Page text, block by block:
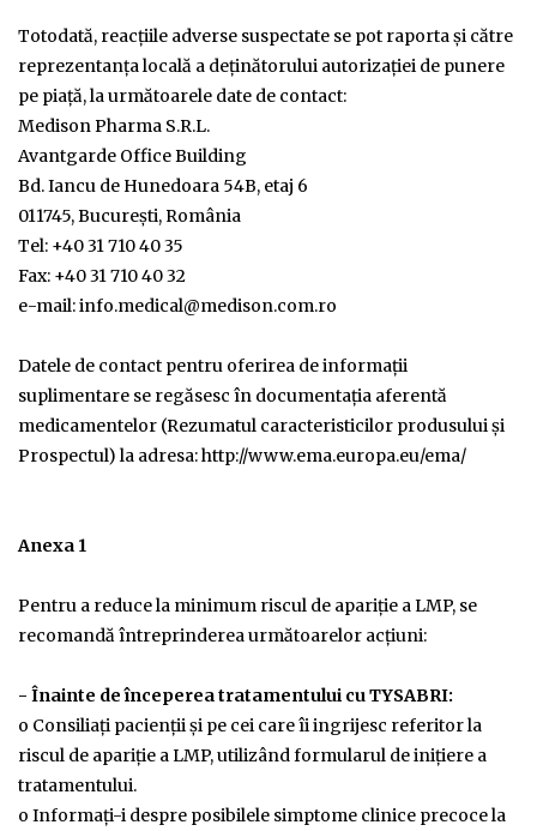
Totodată, reacţiile adverse suspectate se pot raporta şi către
reprezentanţa locală a deţinătorului autorizaţiei de punere
pe piaţă, la următoarele date de contact:
Medison Pharma S.R.L.
Avantgarde Office Building
Bd. Iancu de Hunedoara 54B, etaj 6
011745, Bucureşti, România
Tel: +40 31 710 40 35
Fax: +40 31 710 40 32
e-mail: info.medical@medison.com.ro
Datele de contact pentru oferirea de informaţii
suplimentare se regăsesc în documentaţia aferentă
medicamentelor (Rezumatul caracteristicilor produsului şi
Prospectul) la adresa: http://www.ema.europa.eu/ema/
Anexa 1
Pentru a reduce la minimum riscul de apariţie a LMP, se
recomandă întreprinderea următoarelor acţiuni:
- Înainte de începerea tratamentului cu TYSABRI:
o Consiliaţi pacienţii şi pe cei care îi ingrijesc referitor la
riscul de apariţie a LMP, utilizând formularul de iniţiere a
tratamentului.
o Informaţi-i despre posibilele simptome clinice precoce la